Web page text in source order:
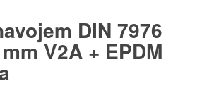
DIN 7976
V2A + EPDM